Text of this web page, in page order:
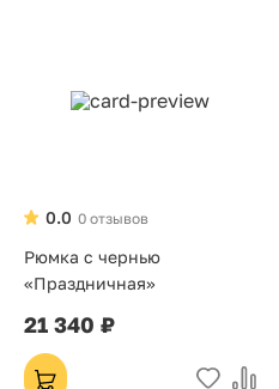
0 отзывов
0.0
Рюмка с чернью
«Праздничная»
21 340 ₽